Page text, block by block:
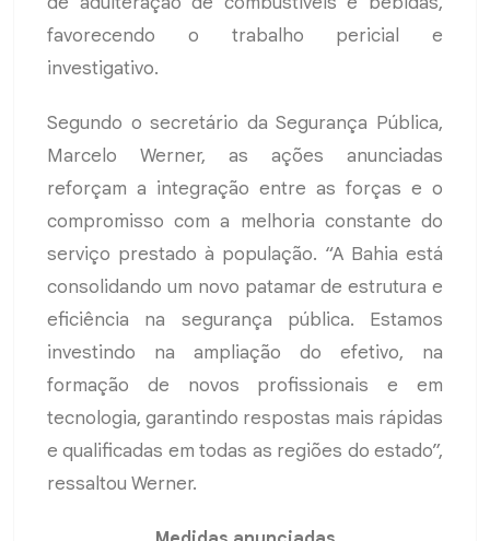
favorecendo o trabalho pericial e
investigativo.
Segundo o secretário da Segurança Pública,
Marcelo Werner, as ações anunciadas
reforçam a integração entre as forças e o
compromisso com a melhoria constante do
serviço prestado à população. “A Bahia está
consolidando um novo patamar de estrutura e
eficiência na segurança pública. Estamos
investindo na ampliação do efetivo, na
formação de novos profissionais e em
tecnologia, garantindo respostas mais rápidas
e qualificadas em todas as regiões do estado”,
ressaltou Werner.